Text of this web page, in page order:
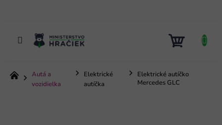
KOŠÍK
DomovAutá a
vozidielka
Elektrické
autíčka
Elektrické autíčko
Mercedes GLC